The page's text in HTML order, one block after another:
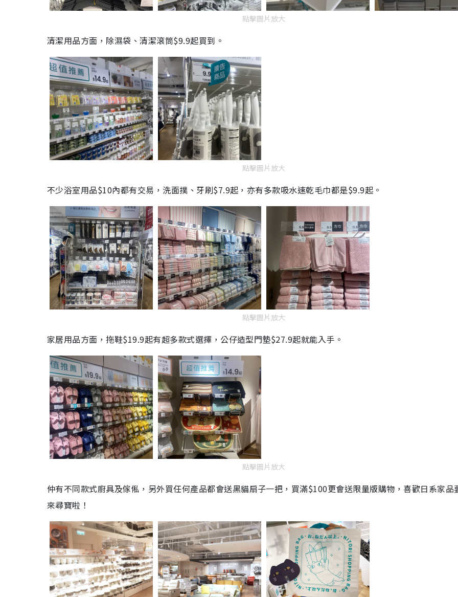
點擊圖片放大
清潔用品方面，除濕袋、清潔滾筒$9.9起買到。
點擊圖片放大
不少浴室用品$10內都有交易，洗面撲、牙刷$7.9起，亦有多款吸水速乾毛巾都是$9.9起。
點擊圖片放大
家居用品方面，拖鞋$19.9起有超多款式選擇，公仔造型門墊$27.9起就能入手。
點擊圖片放大
仲有不同款式廚具及傢俬，另外買任何產品都會送黑貓扇子一把，買滿$100更會送限量版購物，喜歡日系家品
來尋寶啦！